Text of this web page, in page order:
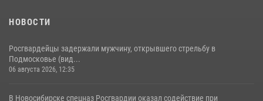
НОВОСТИ
Росгвардейцы задержали мужчину, открывшего стрельбу в
Подмосковье (вид...
06 августа 2026, 12:35
В Новосибирске спецназ Росгвардии оказал содействие при